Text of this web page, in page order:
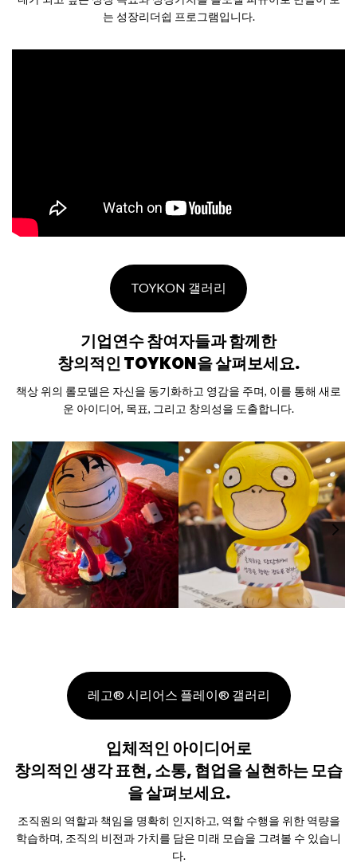
는 성장리더쉽 프로그램입니다.
TOYKON 갤러리
기업연수 참여자들과 함께한
창의적인 TOYKON을 살펴보세요.
책상 위의 롤모델은 자신을 동기화하고 영감을 주며, 이를 통해 새로
운 아이디어, 목표, 그리고 창의성을 도출합니다.
레고® 시리어스 플레이® 갤러리
입체적인 아이디어로
창의적인 생각 표현, 소통, 협업을 실현하는 모습
을 살펴보세요.
조직원의 역할과 책임을 명확히 인지하고, 역할 수행을 위한 역량을
학습하며, 조직의 비전과 가치를 담은 미래 모습을 그려볼 수 있습니
다.